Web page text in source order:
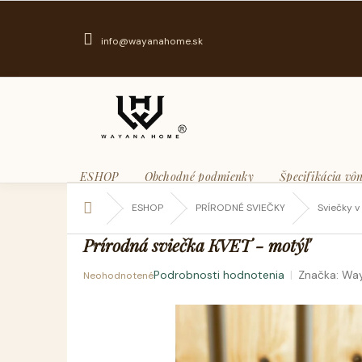
info@wayanahome.sk
ESHOP Obchodné podmienky Špecifikácia
Domov ESHOP PRÍRODNÉ SVIEČKY Sviečky
Prírodná sviečka KVET - motýľ
Priemerné
NeohodnotenéPodrobnosti hodnotenia Značka: